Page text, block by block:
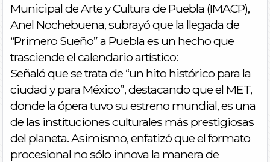
Municipal de Arte y Cultura de Puebla (IMACP),
Anel Nochebuena, subrayó que la llegada de
“Primero Sueño” a Puebla es un hecho que
trasciende el calendario artístico:
Señaló que se trata de “un hito histórico para la
ciudad y para México”, destacando que el MET,
donde la ópera tuvo su estreno mundial, es una
de las instituciones culturales más prestigiosas
del planeta. Asimismo, enfatizó que el formato
procesional no sólo innova la manera de